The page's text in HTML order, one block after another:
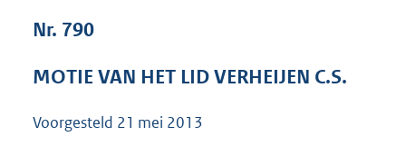
e
Nr. 790
MOTIE VAN HET LID VERHEIJEN C.S.
Voorgesteld 21 mei 2013